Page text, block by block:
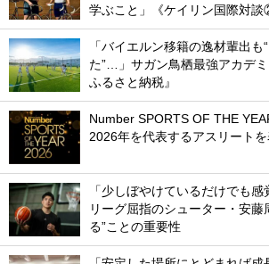
学ぶこと」《ケイリン国際対談
「バイエルン移籍の逸材輩出も
た”…」サガン鳥栖最強アカデ
ふるさと納税』
Number SPORTS OF THE
2026年を代表するアスリート
「少しぼやけているだけでも
リーグ屈指のシューター・安藤
る”ことの重要性